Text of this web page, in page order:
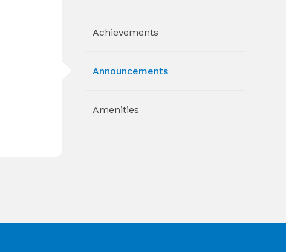
Achievements
Announcements
Amenities